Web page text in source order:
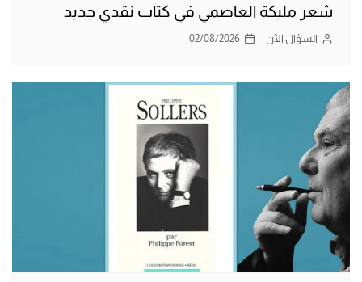
شعر مليكة العاصمي في كتاب نقدي جديد
السؤال الآن 02/08/2026